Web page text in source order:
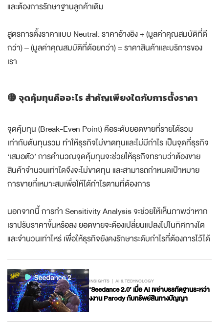
และต้องการรักษาฐานลูกค้าเดิม
สูตรการตั้งราคาแบบ Neutral: ราคาอ้างอิง + (มูลค่าคุณสมบัติที่ดี
กว่า) – (มูลค่าคุณสมบัติที่ด้อยกว่า) = ราคาสินค้าและบริการของ
เรา
🟡 จุดคุ้มทุนคืออะไร สำคัญเพียงใดกับการตั้งราคา
จุดคุ้มทุน (Break-Even Point) คือระดับยอดขายที่รายได้รวม
เท่ากับต้นทุนรวม ทำให้ธุรกิจไม่ขาดทุนและไม่มีกำไร เป็นจุดที่ธุรกิจ
‘เสมอตัว’ การคำนวณจุดคุ้มทุนจะช่วยให้ธุรกิจทราบว่าต้องขาย
สินค้าจำนวนเท่าใดจึงจะไม่ขาดทุน และสามารถกำหนดเป้าหมาย
การขายที่เหมาะสมเพื่อให้ได้กำไรตามที่ต้องการ
นอกจากนี้ การทำ Sensitivity Analysis จะช่วยให้เห็นภาพว่าหาก
เราปรับราคาขึ้นหรือลง ยอดขายจะต้องเปลี่ยนแปลงไปในทิศทางใด
และจำนวนเท่าไหร่ เพื่อให้ธุรกิจยังคงรักษาระดับกำไรที่ต้องการไว้ได้
INSIGHTS AI & TECHNOLOGY
‘Seedance 2.0’ เมื่อ AI เขย่าบรรทัดฐานระหว่า
งงาน Parody กับทรัพย์สินทางปัญญา